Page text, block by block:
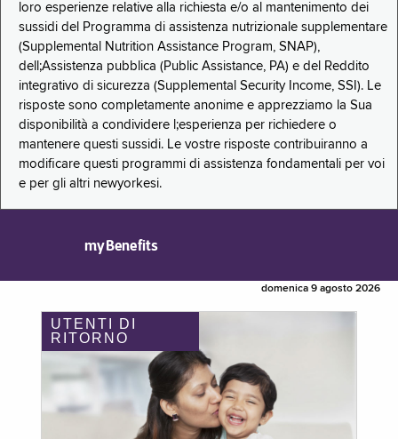
loro esperienze relative alla richiesta e/o al mantenimento dei
sussidi del Programma di assistenza nutrizionale supplementare
(Supplemental Nutrition Assistance Program, SNAP),
dell;Assistenza pubblica (Public Assistance, PA) e del Reddito
integrativo di sicurezza (Supplemental Security Income, SSI). Le
risposte sono completamente anonime e apprezziamo la Sua
disponibilità a condividere l;esperienza per richiedere o
mantenere questi sussidi. Le vostre risposte contribuiranno a
modificare questi programmi di assistenza fondamentali per voi
e per gli altri newyorkesi.
myBenefits
domenica 9 agosto 2026
UTENTI DI
RITORNO